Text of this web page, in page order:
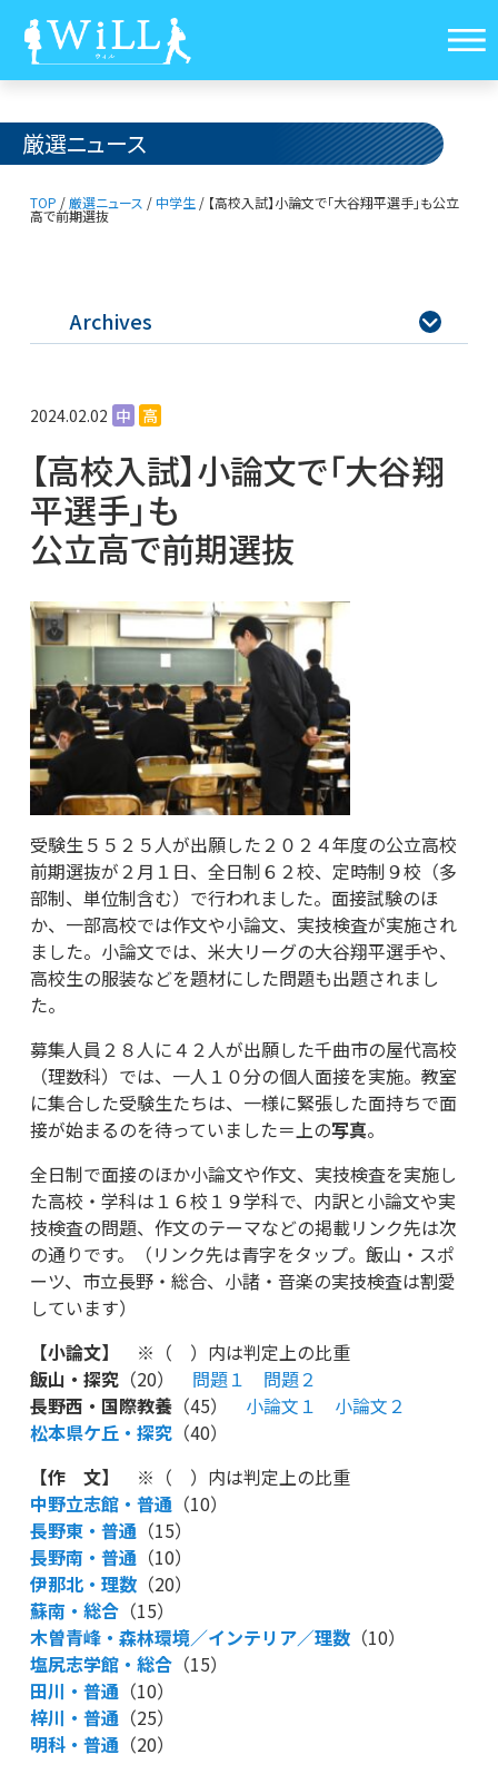
厳選ニュース
TOP /厳選ニュース / 中学生/ 【高校入試】小論文で「大谷翔平選手」も公立
高で前期選抜
Archives 
2024.02.02 中 高
【高校入試】小論文で「大谷翔
平選手」も
公立高で前期選抜
受験生５５２５人が出願した２０２４年度の公立高校
前期選抜が２月１日、全日制６２校、定時制９校（多
部制、単位制含む）で行われました。面接試験のほ
か、一部高校では作文や小論文、実技検査が実施され
ました。小論文では、米大リーグの大谷翔平選手や、
高校生の服装などを題材にした問題も出題されまし
た。
募集人員２８人に４２人が出願した千曲市の屋代高校
（理数科）では、一人１０分の個人面接を実施。教室
に集合した受験生たちは、一様に緊張した面持ちで面
接が始まるのを待っていました＝上の写真。
全日制で面接のほか小論文や作文、実技検査を実施し
た高校・学科は１６校１９学科で、内訳と小論文や実
技検査の問題、作文のテーマなどの掲載リンク先は次
の通りです。（リンク先は青字をタップ。飯山・スポ
ーツ、市立長野・総合、小諸・音楽の実技検査は割愛
しています）
【小論文】
※（ ）内は判定上の比重
飯山・探究（20） 問題１
問題２
長野西・国際教養（45） 小論文１
小論文２
松本県ケ丘・探究（40）
【作 文】
※（ ）内は判定上の比重
中野立志館・普通（10）
長野東・普通（15）
長野南・普通（10）
伊那北・理数（20）
蘇南・総合（15）
木曽青峰・森林環境／インテリア／理数（10）
塩尻志学館・総合（15）
田川・普通（10）
梓川・普通（25）
明科・普通（20）